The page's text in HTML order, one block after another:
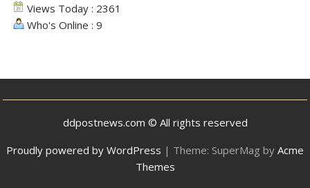
Views Today : 2361
Who's Online : 9
ddpostnews.com © All rights reserved
Proudly powered by WordPress | Theme: SuperMag by Acme
Themes